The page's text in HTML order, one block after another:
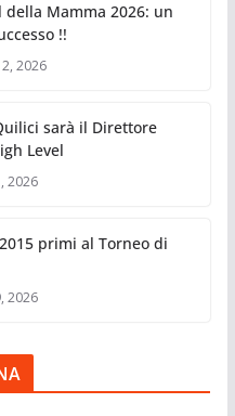
della Mamma 2026: un
!!
2026
sarà il Direttore
Level
2026
primi al Torneo di
2026